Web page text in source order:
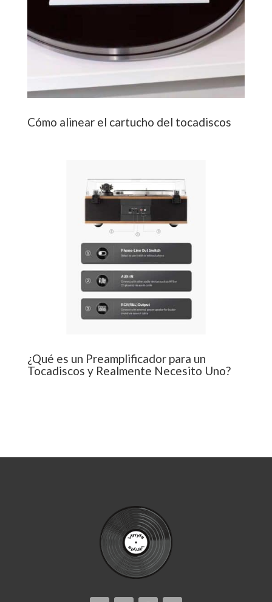
Cómo alinear el cartucho del tocadiscos
¿Qué es un Preamplificador para un
Tocadiscos y Realmente Necesito Uno?